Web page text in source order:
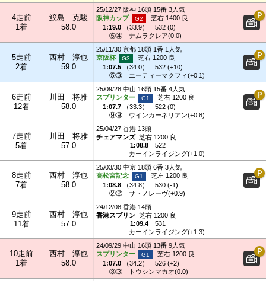
4走前
1着
鮫島 克駿
58.0
25/12/27 阪神 16頭 15番 3人気
阪神カップ
芝右 1400 良
1:19.0 （33.9）
532 (0)
⑤④
ナムラクレア(0.0)
5走前
2着
西村 淳也
59.0
25/11/30 京都 18頭 1番 1人気
京阪杯
芝右 1200 良
1:07.5 （34.0）
532 (+10)
⑤③
エーティーマクフィ(+0.1)
6走前
12着
川田 将雅
58.0
25/09/28 中山 16頭 15番 4人気
スプリンター
芝右 1200 良
1:07.7 （33.3）
522 (0)
⑨⑨
ウインカーネリアン(+0.8)
7走前
5着
川田 将雅
57.0
25/04/27 香港 13頭
チェアマンズ 芝右 1200 良
1:08.8
522
カーインライジング(+1.0)
8走前
7着
西村 淳也
58.0
25/03/30 中京 18頭 6番 3人気
高松宮記念
芝左 1200 良
1:08.8 （34.8）
530 (-1)
②②
サトノレーヴ(+0.9)
9走前
11着
西村 淳也
57.0
24/12/08 香港 14頭
香港スプリン 芝右 1200 良
1:09.4
531
カーインライジング(+1.3)
10走前
1着
西村 淳也
58.0
24/09/29 中山 16頭 13番 9人気
スプリンター
芝右 1200 良
1:07.0 （34.2）
526 (+2)
③③
トウシンマカオ(0.0)